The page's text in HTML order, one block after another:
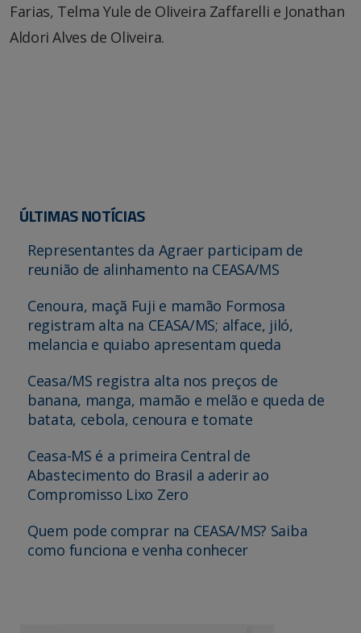
Farias, Telma Yule de Oliveira Zaffarelli e Jonathan
Aldori Alves de Oliveira.
ÚLTIMAS NOTÍCIAS
Representantes da Agraer participam de
reunião de alinhamento na CEASA/MS
Cenoura, maçã Fuji e mamão Formosa
registram alta na CEASA/MS; alface, jiló,
melancia e quiabo apresentam queda
Ceasa/MS registra alta nos preços de
banana, manga, mamão e melão e queda de
batata, cebola, cenoura e tomate
Ceasa-MS é a primeira Central de
Abastecimento do Brasil a aderir ao
Compromisso Lixo Zero
Quem pode comprar na CEASA/MS? Saiba
como funciona e venha conhecer